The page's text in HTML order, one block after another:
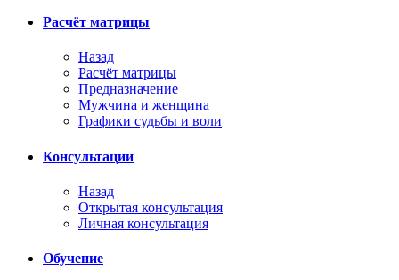
Расчёт матрицы
Назад
Расчёт матрицы
Предназначение
Мужчина и женщина
Графики судьбы и воли
Консультации
Назад
Открытая консультация
Личная консультация
Обучение